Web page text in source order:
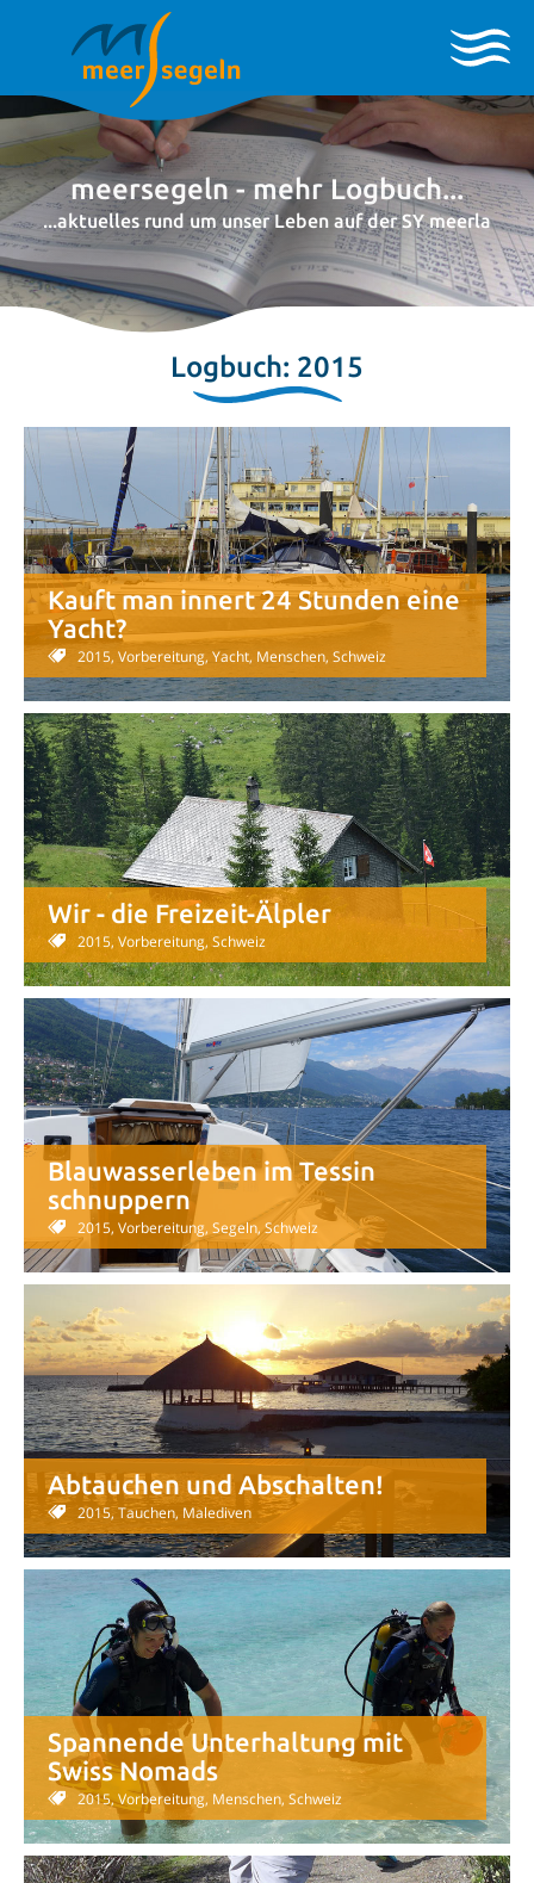
meersegeln - mehr Logbuch...
...aktuelles rund um unser Leben auf der SY meerla
Logbuch: 2015
Kauft man innert 24 Stunden eine
Yacht?
2015, Vorbereitung, Yacht, Menschen, Schweiz
Wir - die Freizeit-Älpler
2015, Vorbereitung, Schweiz
Blauwasserleben im Tessin
schnuppern
2015, Vorbereitung, Segeln, Schweiz
Abtauchen und Abschalten!
2015, Tauchen, Malediven
Spannende Unterhaltung mit
Swiss Nomads
2015, Vorbereitung, Menschen, Schweiz